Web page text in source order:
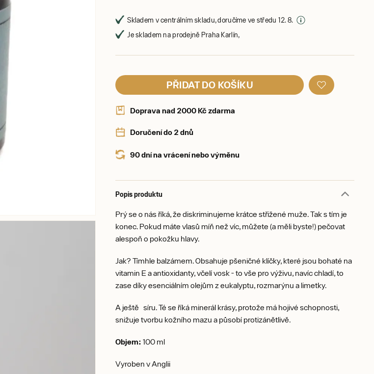
Skladem v centrálním skladu, doručíme ve středu 12. 8.
Je skladem na prodejně Praha Karlín,
PŘIDAT DO KOŠÍKU
Doprava nad 2000 Kč zdarma
Doručení do 2 dnů
90 dní na vrácení nebo výměnu
Popis produktu
Prý se o nás říká, že diskriminujeme krátce střižené muže. Tak s tím je
konec. Pokud máte vlasů míň než víc, můžete (a měli byste!) pečovat
alespoň o pokožku hlavy.
Jak? Tímhle balzámem. Obsahuje pšeničné klíčky, které jsou bohaté na
vitamin E a antioxidanty, včelí vosk - to vše pro výživu, navíc chladí, to
zase díky esenciálním olejům z eukalyptu, rozmarýnu a limetky.
A ještě síru. Té se říká minerál krásy, protože má hojivé schopnosti,
snižuje tvorbu kožního mazu a působí protizánětlivě.
Objem: 100 ml
Vyroben v Anglii